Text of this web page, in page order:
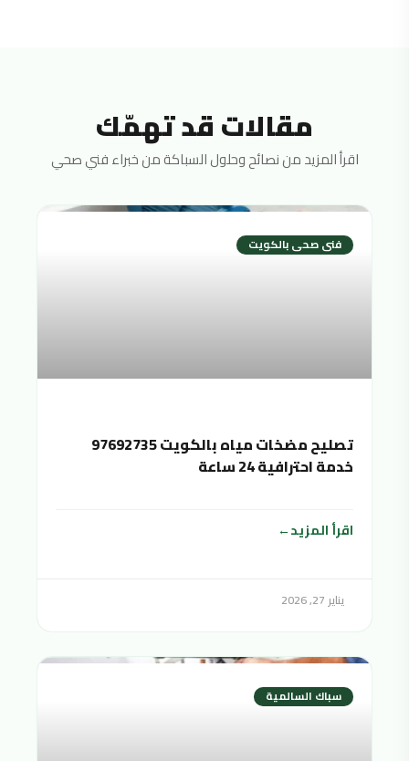
مقالات قد تهمّك
اقرأ المزيد من نصائح وحلول السباكة من خبراء فني صحي
فنى صحى بالكويت
تصليح مضخات مياه بالكويت 97692735
خدمة احترافية 24 ساعة
اقرأ المزيد
يناير 27, 2026
سباك السالمية